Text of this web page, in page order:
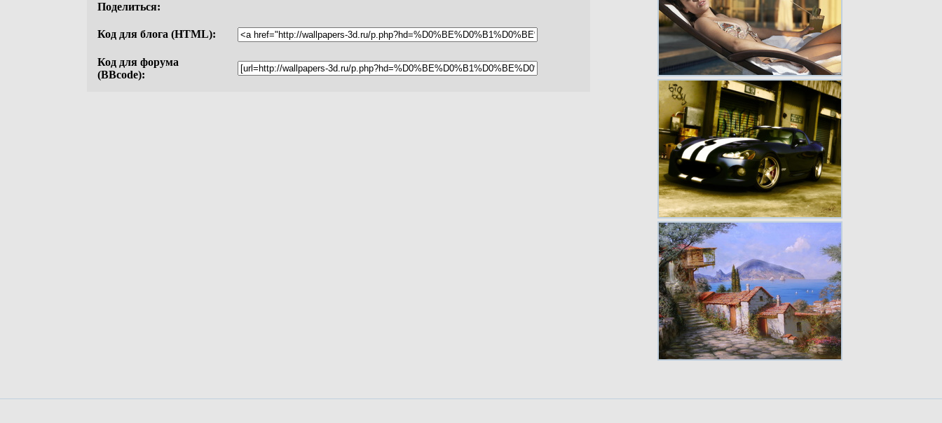
Поделиться:
Код для блога (HTML):
Код для форума
(BBcode):